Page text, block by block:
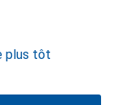
plus tôt